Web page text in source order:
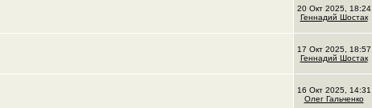
20 Окт 2025, 18:24
Геннадий Шостак
17 Окт 2025, 18:57
Геннадий Шостак
16 Окт 2025, 14:31
Олег Гальченко